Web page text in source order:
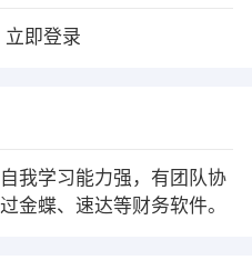
立即登录
我学习能力强，有团队协
金蝶、速达等财务软件。